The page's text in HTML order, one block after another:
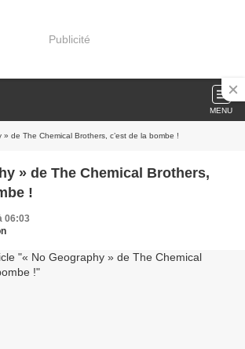
Publicité
MENU
de The Chemical Brothers, c’est de la bombe !
» de The Chemical Brothers,
!
06:03